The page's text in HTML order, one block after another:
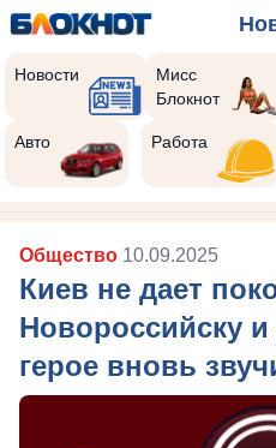
Новости
Мисс
Блокнот
Авто Работа
Общество 10.09.2025
Киев не дает
Новороссийску
герое вновь